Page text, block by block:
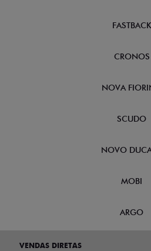
FASTBACK
CRONOS
NOVA
SCUDO
NOVO
MOBI
ARGO
VENDAS DIRETAS